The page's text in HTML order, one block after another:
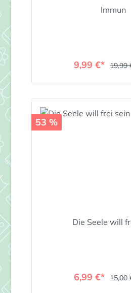
Immun
9,99 €* 19,99
53 %
Die Seele will
6,99 €* 15,00